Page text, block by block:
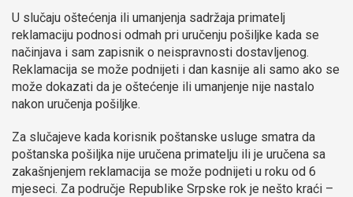
U slučaju oštećenja ili umanjenja sadržaja primatelj
reklamaciju podnosi odmah pri uručenju pošiljke kada se
načinjava i sam zapisnik o neispravnosti dostavljenog.
Reklamacija se može podnijeti i dan kasnije ali samo ako se
može dokazati da je oštećenje ili umanjenje nije nastalo
nakon uručenja pošiljke.
Za slučajeve kada korisnik poštanske usluge smatra da
poštanska pošiljka nije uručena primatelju ili je uručena sa
zakašnjenjem reklamacija se može podnijeti u roku od 6
mjeseci. Za područje Republike Srpske rok je nešto kraći –